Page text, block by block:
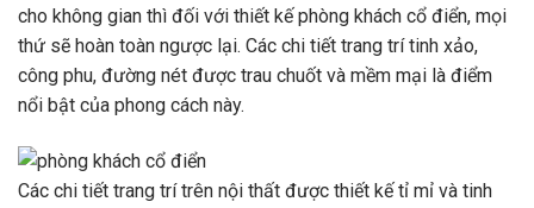
cho không gian thì đối với thiết kế phòng khách cổ điển, mọi
thứ sẽ hoàn toàn ngược lại. Các chi tiết trang trí tinh xảo,
công phu, đường nét được trau chuốt và mềm mại là điểm
nổi bật của phong cách này.
Các chi tiết trang trí trên nội thất được thiết kế tỉ mỉ và tinh